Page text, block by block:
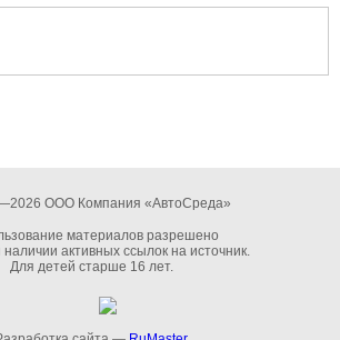
ООО Компания «АвтоСреда»
материалов разрешено
наличии активных ссылок на источник.
Для детей старше 16 лет.